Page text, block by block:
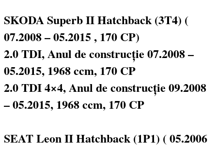
SKODA Superb II Hatchback (3T4) (
07.2008 – 05.2015 , 170 CP)
2.0 TDI, Anul de construcție 07.2008 –
05.2015, 1968 ccm, 170 CP
2.0 TDI 4×4, Anul de construcție 09.2008
– 05.2015, 1968 ccm, 170 CP
SEAT Leon II Hatchback (1P1) ( 05.2006